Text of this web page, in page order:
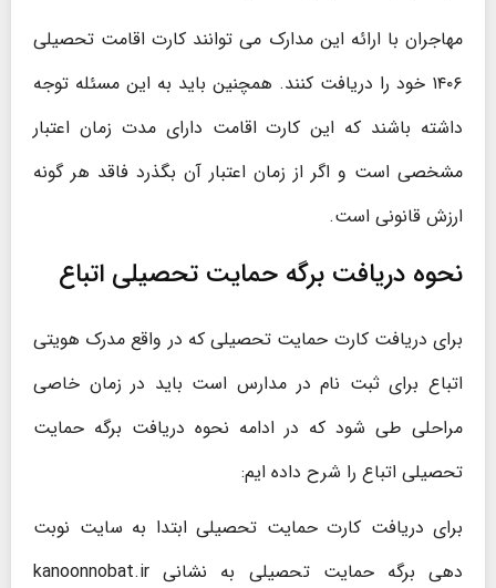
مهاجران با ارائه این مدارک می ‌توانند کارت اقامت تحصیلی
۱۴۰۶ خود را دریافت کنند. همچنین باید به این مسئله توجه
داشته باشند که این کارت اقامت دارای مدت ‌زمان اعتبار
مشخصی است و اگر از زمان اعتبار آن بگذرد فاقد هر گونه
ارزش قانونی است.
نحوه دریافت برگه حمایت تحصیلی اتباع
برای دریافت کارت حمایت تحصیلی که در واقع مدرک هویتی
اتباع برای ثبت نام در مدارس است باید در زمان خاصی
مراحلی طی شود که در ادامه نحوه دریافت برگه حمایت
تحصیلی اتباع را شرح داده ایم:
برای دریافت کارت حمایت تحصیلی ابتدا به سایت نوبت
دهی برگه حمایت تحصیلی به نشانی kanoonnobat.ir